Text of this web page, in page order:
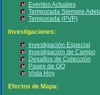
Eventos Actuales
Temporada Siempre
Temporada (PVP)
Investigaciones:
Investigación Especial
Investigación de Campo
Desafíos de Colección
Pases de GO
Vista Hoy
Efectos de Mapa: